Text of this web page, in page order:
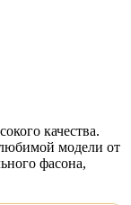
качества.
модели от
фасона,